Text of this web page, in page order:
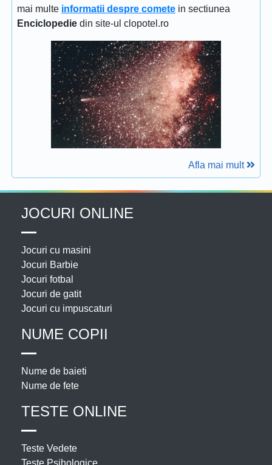
mai multe informatii despre comete in sectiunea
Enciclopedie din site-ul clopotel.ro
Afla mai mult
JOCURI ONLINE
Jocuri cu masini
Jocuri Barbie
Jocuri fotbal
Jocuri de gatit
Jocuri cu impuscaturi
NUME COPII
Nume de baieti
Nume de fete
TESTE ONLINE
Teste Vedete
Teste Psihologice